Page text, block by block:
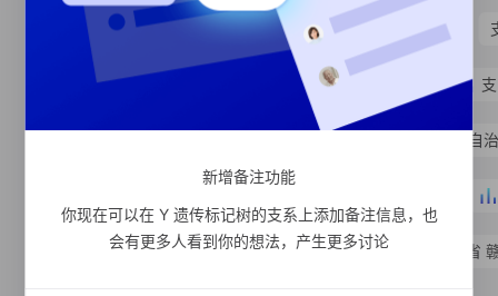
形成时间距今 1320 年
C-FT300472 形成时间距今 1670 年
广西壮族自
C-MV137416李** 江西省
新增备注功能
你现在可以在 Y 遗传标记树的支系上添加备注信息，也
会有更多人看到你的想法，产生更多讨论